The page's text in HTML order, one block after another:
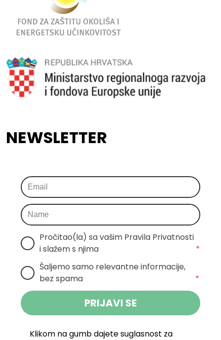
NEWSLETTER
Pročitao(la) sa vašim Pravila Privatnosti
i slažem s njima
*
Šaljemo samo relevantne informacije,
bez spama
*
PRIJAVI SE
Klikom na gumb dajete suglasnost za